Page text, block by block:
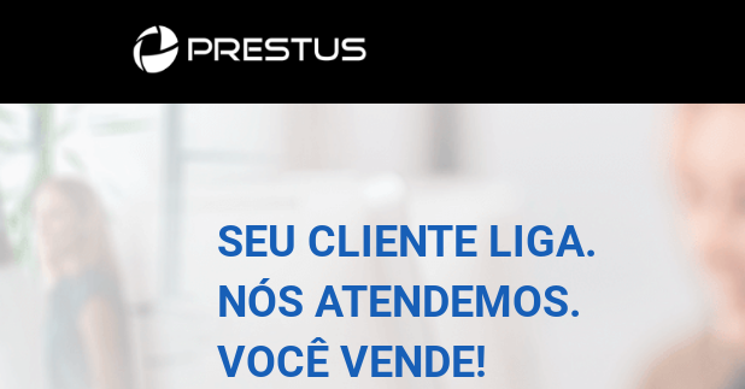
SEU CLIENTE LIGA.
NÓS ATENDEMOS.
VOCÊ VENDE!